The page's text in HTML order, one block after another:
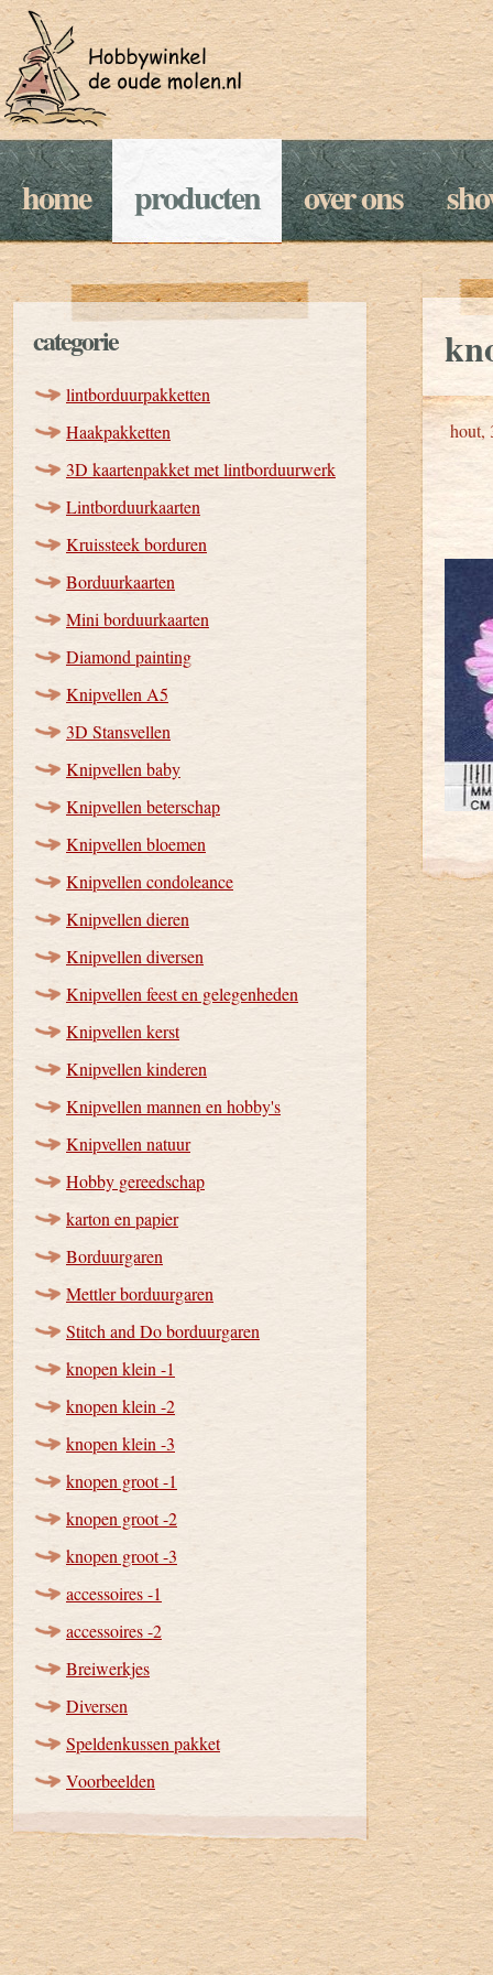
home producten over ons
categorie
lintborduurpakketten
Haakpakketten
3D kaartenpakket met lintborduurwerk
Lintborduurkaarten
Kruissteek borduren
Borduurkaarten
Mini borduurkaarten
Diamond painting
Knipvellen A5
3D Stansvellen
Knipvellen baby
Knipvellen beterschap
Knipvellen bloemen
Knipvellen condoleance
Knipvellen dieren
Knipvellen diversen
Knipvellen feest en gelegenheden
Knipvellen kerst
Knipvellen kinderen
Knipvellen mannen en hobby's
Knipvellen natuur
Hobby gereedschap
karton en papier
Borduurgaren
Mettler borduurgaren
Stitch and Do borduurgaren
knopen klein -1
knopen klein -2
knopen klein -3
knopen groot -1
knopen groot -2
knopen groot -3
accessoires -1
accessoires -2
Breiwerkjes
Diversen
Speldenkussen pakket
Voorbeelden
hout,